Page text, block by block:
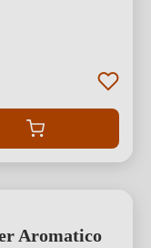
von 5 Sternen
Aromatico